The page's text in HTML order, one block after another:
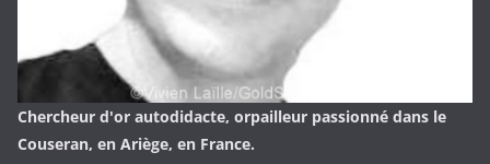
Chercheur d'or autodidacte, orpailleur passionné dans le
Couseran, en Ariège, en France.